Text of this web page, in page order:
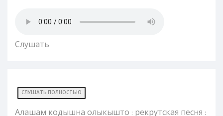
Слушать
СЛУШАТЬ ПОЛНОСТЬЮ
Алашам кодышна олыкышто : рекрутская песня :